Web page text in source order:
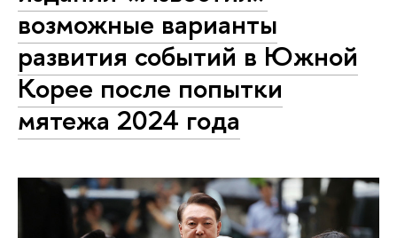
возможные варианты
развития событий в Южной
Корее после попытки
мятежа 2024 года